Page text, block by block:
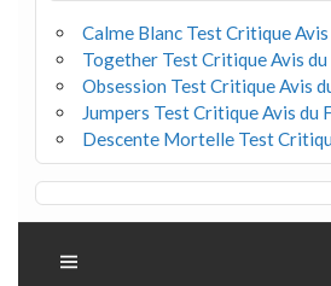
Calme Blanc Test Critique
Together Test Critique Avis
Obsession Test Critique Avis
Jumpers Test Critique Avis du
Descente Mortelle Test